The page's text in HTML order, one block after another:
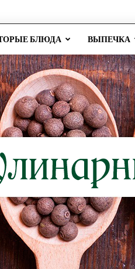
БЛЮДА ВЫПЕЧКА